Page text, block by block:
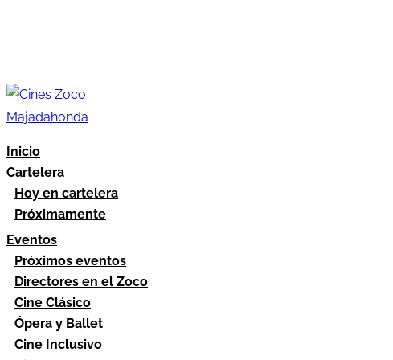
Inicio
Cartelera
Hoy en cartelera
Próximamente
Eventos
Próximos eventos
Directores en el Zoco
Cine Clásico
Ópera y Ballet
Cine Inclusivo